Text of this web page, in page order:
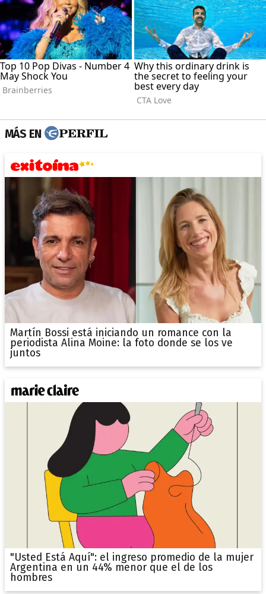
MÁS EN
Martín Bossi está iniciando un romance con la
periodista Alina Moine: la foto donde se los ve
juntos
"Usted Está Aquí": el ingreso promedio de la mujer
Argentina en un 44% menor que el de los
hombres